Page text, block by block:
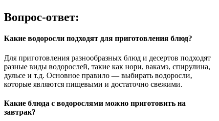
Вопрос-ответ:
Какие водоросли подходят для приготовления блюд?
Для приготовления разнообразных блюд и десертов подходят
разные виды водорослей, такие как нори, вакамэ, спирулина,
дульсе и т.д. Основное правило — выбирать водоросли,
которые являются пищевыми и достаточно свежими.
Какие блюда с водорослями можно приготовить на
завтрак?